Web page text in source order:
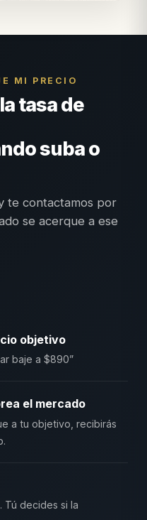
MI PRECIO
tasa de
suba o
te contactamos por
se acerque a ese
objetivo
baje a $890”
el mercado
a tu objetivo, recibirás
Tú decides si la